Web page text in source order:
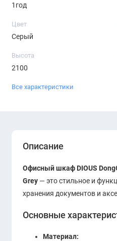
1год
Цвет
Серый
Высота
2100
Все характеристики
Описание
Офисный шкаф DIOUS
Grey — это стильное и
хранения документов и
Основные
Материал: